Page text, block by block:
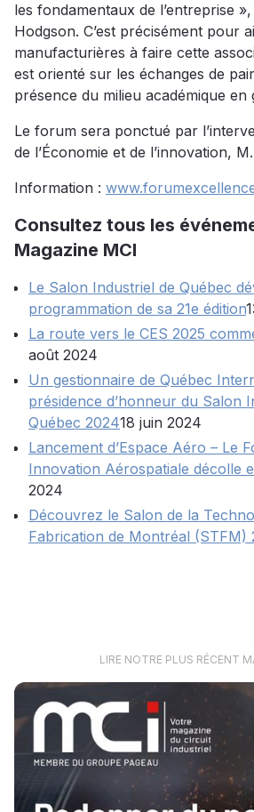
les fondamentaux de l’entreprise
Hodgson. C’est précisément pour
manufacturières à faire cette
est orienté sur les échanges de
présence du milieu académique en
Le forum sera ponctué par
de l’Économie et de l’innovation,
Information :
Consultez tous les
Magazine MCI
Le Salon Industriel de Québec
programmation de sa 21e édition
La route vers le CES 2025
août 2024
Un gestionnaire de Québec
présidence d’honneur du Salon
Québec 202418 juin 2024
Lancement d’Espace Aéro – Le
Innovation Aérospatiale décolle
2024
Découvrez le Salon de la
Fabrication de Montréal (STFM)
LIRE NOTRE PLUS RÉCENT